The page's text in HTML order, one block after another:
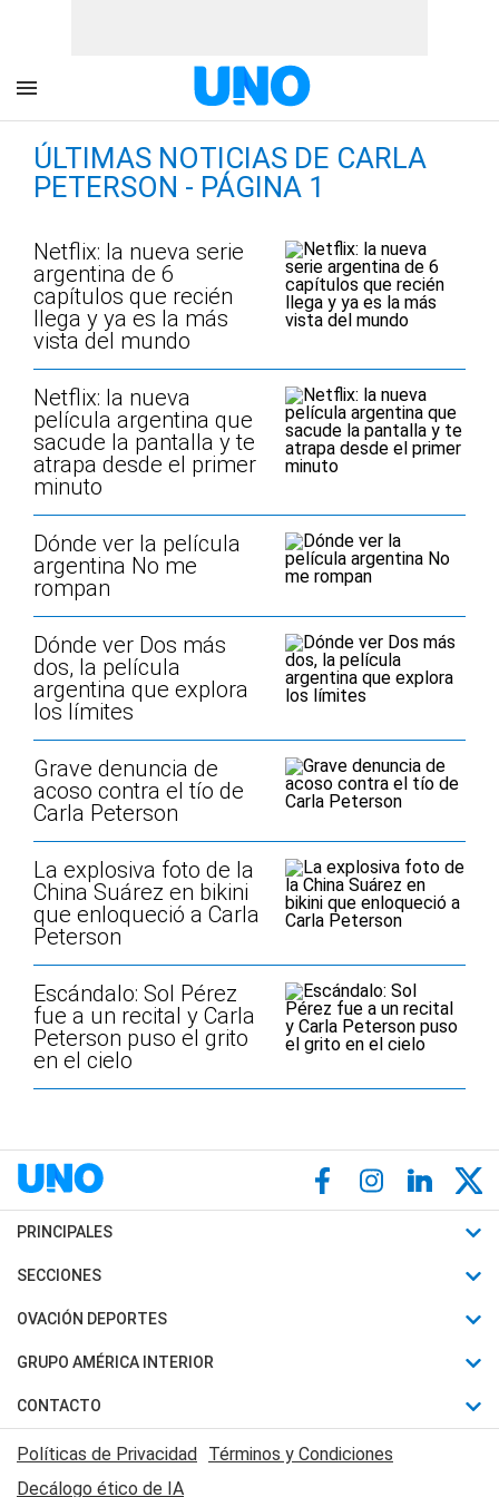
ÚLTIMAS NOTICIAS DE CARLA
PETERSON - PÁGINA 1
Netflix: la nueva serie
argentina de 6
capítulos que recién
llega y ya es la más
vista del mundo
Netflix: la nueva
película argentina que
sacude la pantalla y te
atrapa desde el primer
minuto
Dónde ver la película
argentina No me
rompan
Dónde ver Dos más
dos, la película
argentina que explora
los límites
Grave denuncia de
acoso contra el tío de
Carla Peterson
La explosiva foto de la
China Suárez en bikini
que enloqueció a Carla
Peterson
Escándalo: Sol Pérez
fue a un recital y Carla
Peterson puso el grito
en el cielo
PRINCIPALES
Últimas Noticias
Política
Judiciales
Economia
SECCIONES
Horóscopo
Motores
Trucos caseros
Series y Películas
OVACIÓN DEPORTES
Fútbol
Mundial
Automovilismo
Rugby
GRUPO AMÉRICA INTERIOR
Canal 7 en Vivo
CONTACTO
Acerca de Nosotros
Contactanos
Políticas de Privacidad Términos y Condiciones
Decálogo ético de IA